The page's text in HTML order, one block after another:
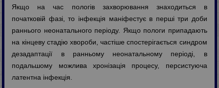
Якщо на час пологів захворювання знаходиться в
початковій фазі, то інфекція маніфестує в перші три доби
раннього неонатального періоду. Якщо пологи припадають
на кінцеву стадію хвороби, частіше спостерігається синдром
дезадаптації в ранньому неонатальному періоді, в
подальшому можлива хронізація процесу, персистуюча
латентна інфекція.